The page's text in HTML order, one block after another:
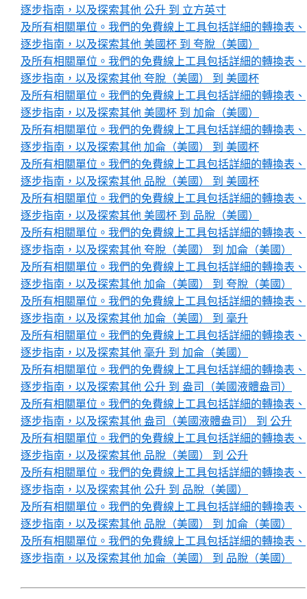
逐步指南，以及探索其他 公升 到 立方英寸
及所有相關單位。我們的免費線上工具包括詳細的轉換表、
逐步指南，以及探索其他 美國杯 到 夸脫（美國）
及所有相關單位。我們的免費線上工具包括詳細的轉換表、
逐步指南，以及探索其他 夸脫（美國） 到 美國杯
及所有相關單位。我們的免費線上工具包括詳細的轉換表、
逐步指南，以及探索其他 美國杯 到 加侖（美國）
及所有相關單位。我們的免費線上工具包括詳細的轉換表、
逐步指南，以及探索其他 加侖（美國） 到 美國杯
及所有相關單位。我們的免費線上工具包括詳細的轉換表、
逐步指南，以及探索其他 品脫（美國） 到 美國杯
及所有相關單位。我們的免費線上工具包括詳細的轉換表、
逐步指南，以及探索其他 美國杯 到 品脫（美國）
及所有相關單位。我們的免費線上工具包括詳細的轉換表、
逐步指南，以及探索其他 夸脫（美國） 到 加侖（美國）
及所有相關單位。我們的免費線上工具包括詳細的轉換表、
逐步指南，以及探索其他 加侖（美國） 到 夸脫（美國）
及所有相關單位。我們的免費線上工具包括詳細的轉換表、
逐步指南，以及探索其他 加侖（美國） 到 毫升
及所有相關單位。我們的免費線上工具包括詳細的轉換表、
逐步指南，以及探索其他 毫升 到 加侖（美國）
及所有相關單位。我們的免費線上工具包括詳細的轉換表、
逐步指南，以及探索其他 公升 到 盎司（美國液體盎司）
及所有相關單位。我們的免費線上工具包括詳細的轉換表、
逐步指南，以及探索其他 盎司（美國液體盎司） 到 公升
及所有相關單位。我們的免費線上工具包括詳細的轉換表、
逐步指南，以及探索其他 品脫（美國） 到 公升
及所有相關單位。我們的免費線上工具包括詳細的轉換表、
逐步指南，以及探索其他 公升 到 品脫（美國）
及所有相關單位。我們的免費線上工具包括詳細的轉換表、
逐步指南，以及探索其他 品脫（美國） 到 加侖（美國）
及所有相關單位。我們的免費線上工具包括詳細的轉換表、
逐步指南，以及探索其他 加侖（美國） 到 品脫（美國）